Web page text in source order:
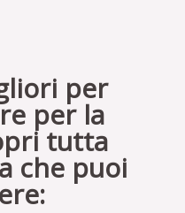
per
per la
tutta
che puoi